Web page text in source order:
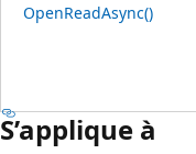
OpenReadAsync()
S’applique à